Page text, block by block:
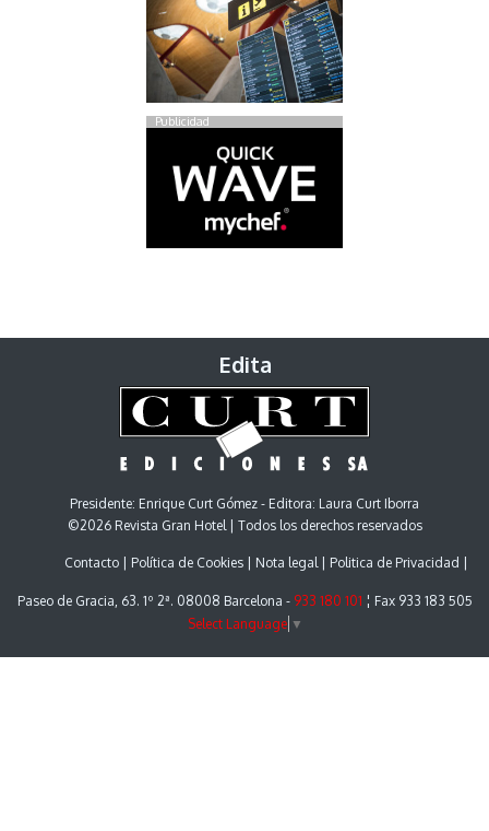
Publicidad
Edita
Presidente: Enrique Curt Gómez - Editora: Laura Curt Iborra
©2026 Revista Gran Hotel | Todos los derechos reservados
Contacto Política de Cookies Nota legal Politica de Privacidad
Paseo de Gracia, 63. 1º 2ª. 08008 Barcelona - 933 180 101 ¦ Fax 933 183 505
Select Language ▼